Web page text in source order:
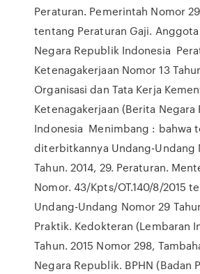
Peraturan. Pemerintah Nomor
tentang Peraturan Gaji.
Negara Republik Indonesia
Ketenagakerjaan Nomor 13
Organisasi dan Tata Kerja
Ketenagakerjaan (Berita Negara
Indonesia Menimbang : bahwa
diterbitkannya Undang-Undang
Tahun. 2014, 29. Peraturan.
Nomor. 43/Kpts/OT.140/8/2015
Undang-Undang Nomor 29
Praktik. Kedokteran (Lembaran
Tahun. 2015 Nomor 298,
Negara Republik. BPHN (Badan